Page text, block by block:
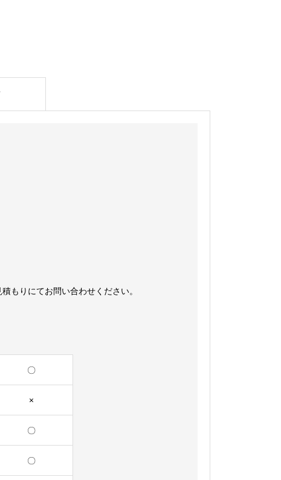
もりにてお問い合わせください。
〇
×
〇
〇